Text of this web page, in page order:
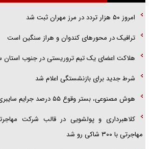
گزارش «جوان» از قوانین
امروز ۵۰ هزار تردد در مرز مهران ثبت شد
ترافیک در محور‌های کندوان و هراز سنگین است
هلاکت اعضای یک تیم تروریستی در جنوب استان
شرط جدید برای بازنشستگی اعلام شد
هوش مصنوعی، بستر وقوع ۵۵ درصد جرایم سایبری آفریقاست
کلاهبرداری و پولشویی در قالب شرکت
مهاجرتی با ۳۰۰ شاکی رو شد